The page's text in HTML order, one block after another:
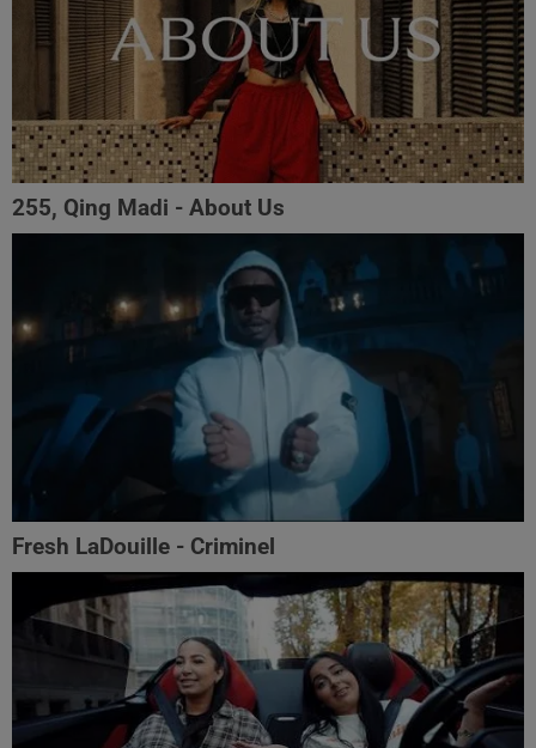
255, Qing Madi - About Us
Fresh LaDouille - Criminel